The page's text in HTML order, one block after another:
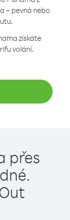
– pevná nebo
získáte
volání.
přes